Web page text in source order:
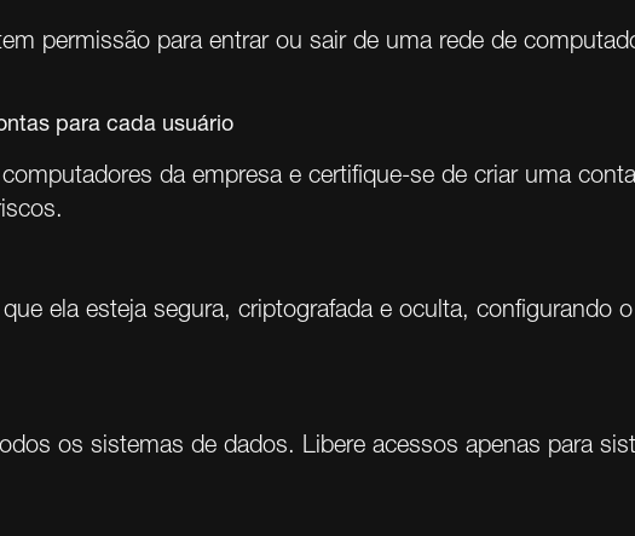
permissão para entrar ou sair de uma rede de
para cada usuário
da empresa e certifique-se de criar uma
ela esteja segura, criptografada e oculta, configurando
os sistemas de dados. Libere acessos apenas para